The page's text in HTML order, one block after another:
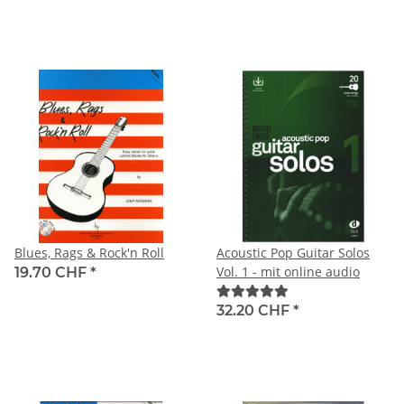
Blues, Rags & Rock'n Roll
19.70 CHF *
Acoustic Pop Guitar Solos
Vol. 1 - mit online audio
32.20 CHF *